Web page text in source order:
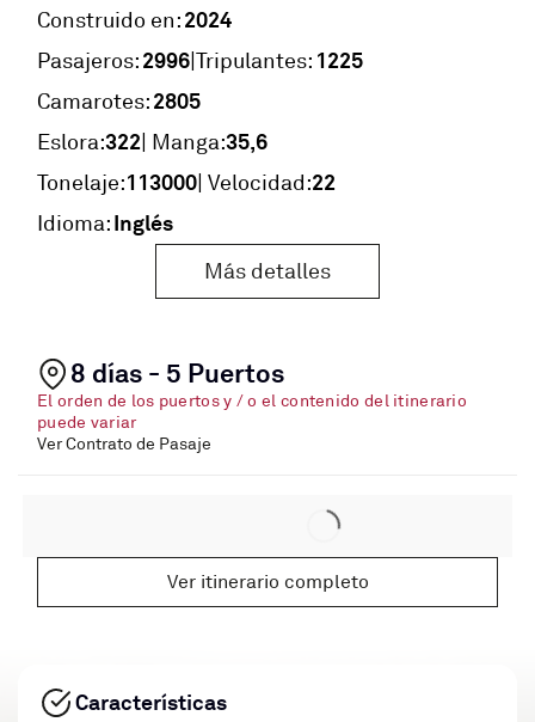
Construido en:2024
Pasajeros:2996|Tripulantes: 1225
Camarotes:2805
Eslora:322| Manga:35,6
Tonelaje:113000| Velocidad:22
Idioma:Inglés
Más detalles
8 días - 5 Puertos
El orden de los puertos y / o el contenido del itinerario
puede variar
Ver Contrato de Pasaje
Ver itinerario completo
Características